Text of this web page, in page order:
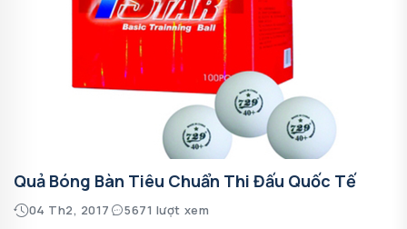
Quả Bóng Bàn Tiêu Chuẩn Thi Đấu Quốc Tế
04 Th2, 2017 5671 lượt xem